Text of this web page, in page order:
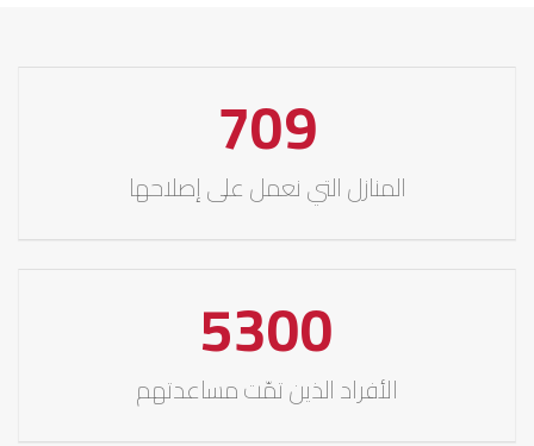
709
المنازل التي نعمل على إصلاحها
5300
الأفراد الذين تمّت مساعدتهم